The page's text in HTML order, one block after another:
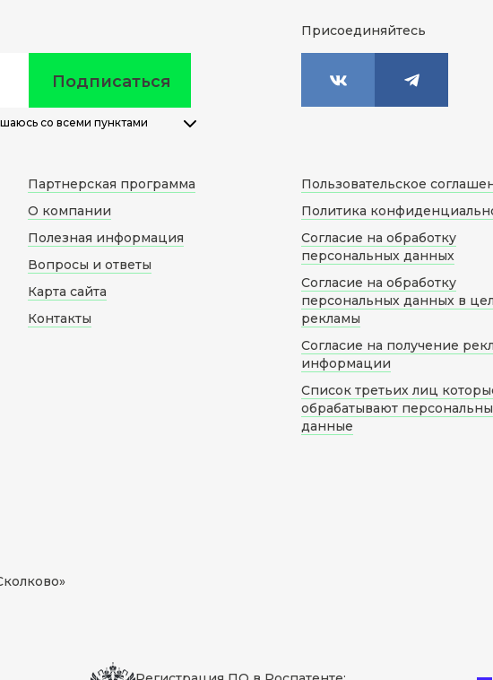
Подписаться
со всеми пунктами
Присоединяйтесь
Партнерская программа
О компании
Полезная информация
Вопросы и ответы
Карта сайта
Контакты
Пользовательское
Политика
Согласие на обработку
персональных данных
Согласие на обработку
персональных данных в
рекламы
Согласие на получение
информации
Список третьих лиц
обрабатывают
данные